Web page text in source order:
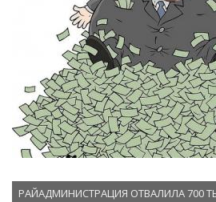
РАЙАДМИНИСТРАЦИЯ ОТВАЛИЛА 700